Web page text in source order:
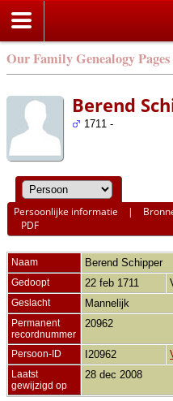
Our Family Genealogy Pages
Berend
1711 -
Persoonlijke informatie |
PDF
Naam Berend Schipper
Gedoopt 22 feb 1711
Geslacht Mannelijk
Permanent
recordnummer
20962
Persoon-ID I20962
Laatst
gewijzigd op
28 dec 2008